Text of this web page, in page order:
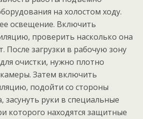
на холостом ходу.
освещение. Включить
проверить насколько она
После загрузки в рабочую зону
очистки, нужно плотно
Затем включить
подойти со стороны
засунуть руки в специальные
которого находятся защитные